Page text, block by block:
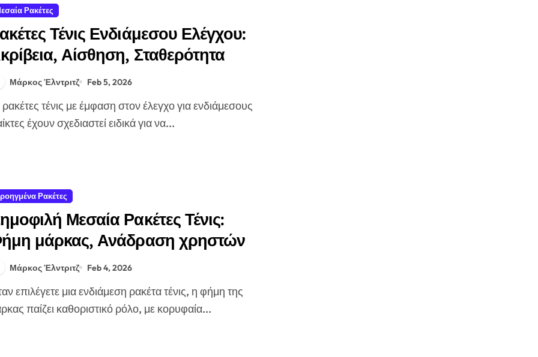
Ρακέτες
Τένις Ενδιάμεσου Ελέγχου:
Αίσθηση, Σταθερότητα
Μάρκος Έλντριτζ Feb 5, 2026
έχουν σχεδιαστεί ειδικά για να...
Ρακέτες
Μεσαία Ρακέτες Τένις:
μάρκας, Ανάδραση χρηστών
Μάρκος Έλντριτζ Feb 4, 2026
παίζει καθοριστικό ρόλο, με κορυφαία...